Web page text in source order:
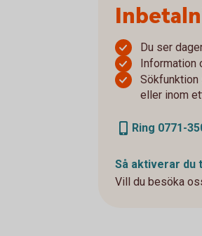
Du ser
Information
eller inom
Ring 0771-
Så aktiverar du
Vill du besöka